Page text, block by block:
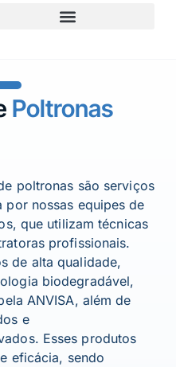
Poltronas
poltronas são serviços
por nossas equipes de
que utilizam técnicas
profissionais.
de alta qualidade,
biodegradável,
ANVISA, além de
e
Esses produtos
eficácia, sendo